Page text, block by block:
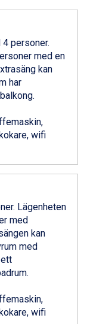
personer.
med en
kan
har
wifi
Lägenheten
med
kan
med
wifi